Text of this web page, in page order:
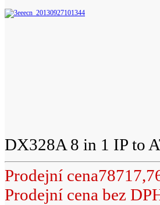
DX328A 8 in 1 IP to
Prodejní cena
Prodejní cena bez